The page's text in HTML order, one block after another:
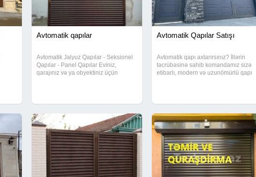
Avtomatik qapılar
Avtomatik Jalyuz Qapılar - Seksionel
Qapılar - Panel Qapılar Eviniz,
qarajınız və ya obyektiniz üçün
növlərini təqdim
Avtomatik Qapılar Satışı
Avtomatik qapı axtarırsınız? İllərin
təcrübəsinə sahib komandamız sizə
etibarlı, modern və uzunömürlü qapı